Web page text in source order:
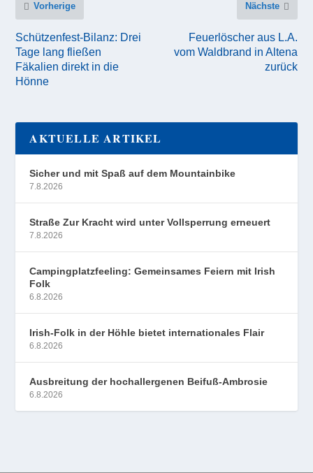
Vorherige
Schützenfest-Bilanz: Drei
Tage lang fließen
Fäkalien direkt in die
Hönne
Nächste
Feuerlöscher aus L.A.
vom Waldbrand in Altena
zurück
AKTUELLE ARTIKEL
Sicher und mit Spaß auf dem Mountainbike
7.8.2026
Straße Zur Kracht wird unter Vollsperrung erneuert
7.8.2026
Campingplatzfeeling: Gemeinsames Feiern mit Irish
Folk
6.8.2026
Irish-Folk in der Höhle bietet internationales Flair
6.8.2026
Ausbreitung der hochallergenen Beifuß-Ambrosie
6.8.2026